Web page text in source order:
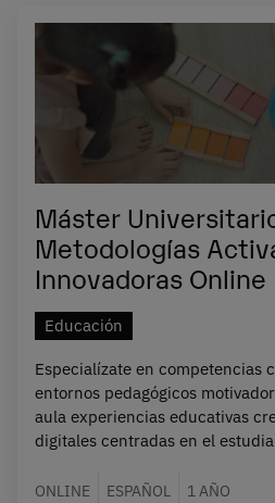
Máster
Metodologías
Innovadoras Online
Educación
Especialízate en competencias
entornos pedagógicos
aula experiencias educativas
digitales centradas en el
ONLINE ESPAÑOL 1 AÑO